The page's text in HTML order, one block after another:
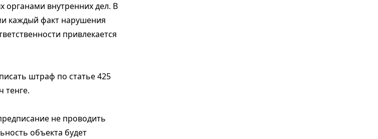
органами внутренних дел. В
каждый факт нарушения
привлекается
штраф по статье 425
тенге.
не проводить
объекта будет